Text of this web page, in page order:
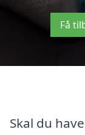
Få
Skal du